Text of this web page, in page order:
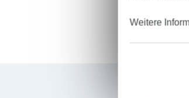
Weitere